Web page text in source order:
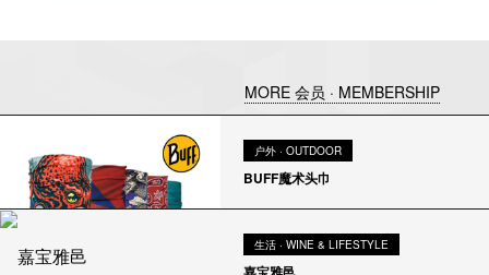
MORE 会员 · MEMBERSHIP
户外 · OUTDOOR
BUFF魔术头巾
生活 · WINE & LIFESTYLE